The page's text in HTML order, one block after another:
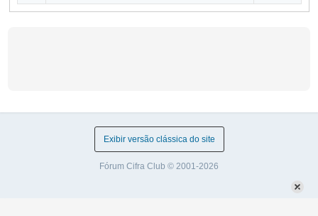
Exibir versão clássica do site
Fórum Cifra Club © 2001-2026